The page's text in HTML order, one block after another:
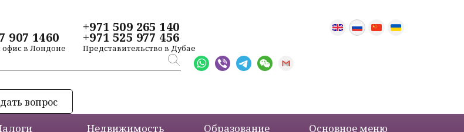
907 1460
офис в Лондоне
+971 509 265 140
+971 525 977 456
Представительство в Дубае
вопрос
Недвижимость Образование Основное меню